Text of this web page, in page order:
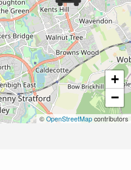
+
−
© OpenStreetMap contributors